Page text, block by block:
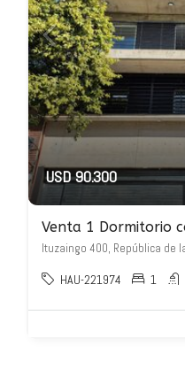
USD 90.300
Venta 1 Dormitorio
Ituzaingo 400, República de
HAU-221974 1